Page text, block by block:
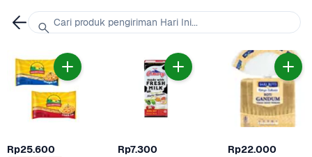
Rp25.600 Rp7.300 Rp22.000
Cari produk pengiriman Hari Ini...